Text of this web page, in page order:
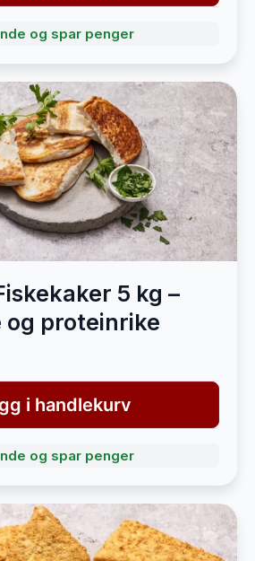
og spar penger
5 kg –
proteinrike
i handlekurv
og spar penger